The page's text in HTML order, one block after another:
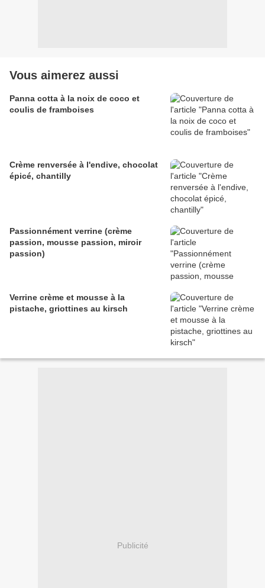
Vous aimerez aussi
Panna cotta à la noix de coco et
coulis de framboises
Crème renversée à l'endive, chocolat
épicé, chantilly
Passionnément verrine (crème
passion, mousse passion, miroir
passion)
Verrine crème et mousse à la
pistache, griottines au kirsch
Publicité